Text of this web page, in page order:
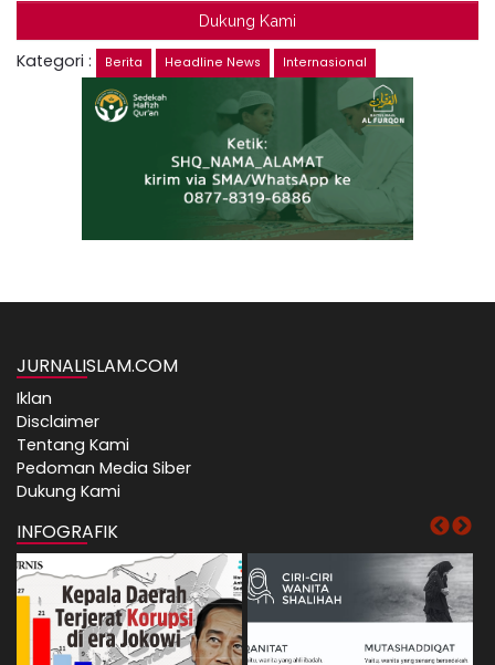
Dukung Kami
Kategori : Berita Headline News Internasional
JURNALISLAM.COM
Iklan
Disclaimer
Tentang Kami
Pedoman Media Siber
Dukung Kami
INFOGRAFIK